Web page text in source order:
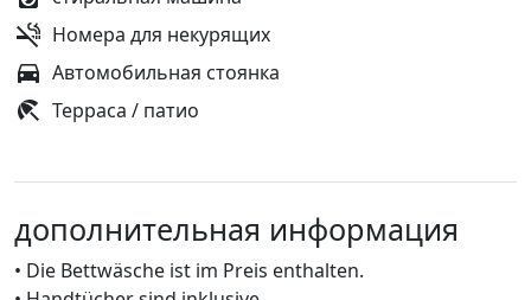
Номера для некурящих
Автомобильная стоянка
Терраса / патио
дополнительная информация
•⁠ ⁠Die Bettwäsche ist im Preis enthalten.